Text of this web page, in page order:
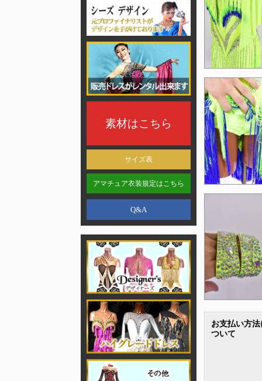
素材はこちら
サイズ表
アマチュア衣装規定はこちら
Q&A
お支払い方法
ついて